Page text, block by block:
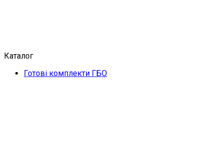
Каталог
Готові комплекти ГБО